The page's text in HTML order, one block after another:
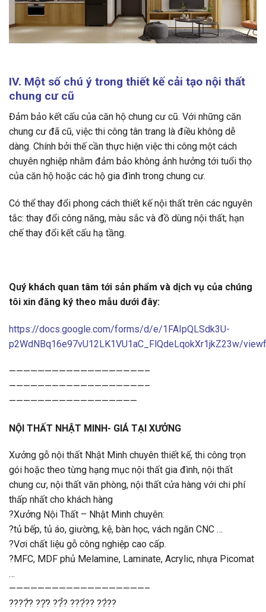
IV. Một số chú ý trong thiết kế cải tạo nội thất
chung cư cũ
Đảm bảo kết cấu của căn hộ chung cư cũ. Với những căn
chung cư đã cũ, việc thi công tân trang là điều không dễ
dàng. Chính bởi thế cần thực hiện việc thi công một cách
chuyên nghiệp nhằm đảm bảo không ảnh hưởng tới tuổi thọ
của căn hộ hoặc các hộ gia đình trong chung cư.
Có thể thay đổi phong cách thiết kế nội thất trên các nguyên
tắc: thay đổi công năng, màu sắc và đồ dùng nội thất; hạn
chế thay đổi kết cấu hạ tầng.
Quý khách quan tâm tới sản phẩm và dịch vụ của chúng
tôi xin đăng ký theo mẫu dưới đây:
https://docs.google.com/forms/d/e/1FAIpQLSdk3U-
p2WdNBq16e97vU12LK1VU1aC_FlQdeLqokXr1jkZ23w/
———————————————————–
———————————————————–
——————————————————
NỘI THẤT NHẬT MINH- GIÁ TẠI XƯỞNG
Xưởng gỗ nội thất Nhật Minh chuyên thiết kế, thi công trọn
gói hoặc theo từng hạng mục nội thất gia đình, nội thất
chung cư, nội thất văn phòng, nội thất cửa hàng với chi phí
thấp nhất cho khách hàng
?Xưởng Nội Thất – Nhật Minh chuyên:
?tủ bếp, tủ áo, giường, kệ, bàn học, vách ngăn CNC …
?Vơi chất liệu gỗ công nghiệp cao cấp.
?MFC, MDF phủ Melamine, Laminate, Acrylic, nhựa Picomat
…
———————————————————–
????̂̀? ??̛̣? ??̉? ???́?? ??̀??